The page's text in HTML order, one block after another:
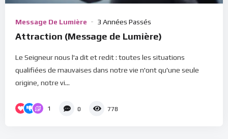
Message De Lumière 3 Années Passés
Attraction (Message de Lumière)
Le Seigneur nous l'a dit et redit : toutes les situations
qualifiées de mauvaises dans notre vie n'ont qu'une seule
origine, notre vi...
1 0 778